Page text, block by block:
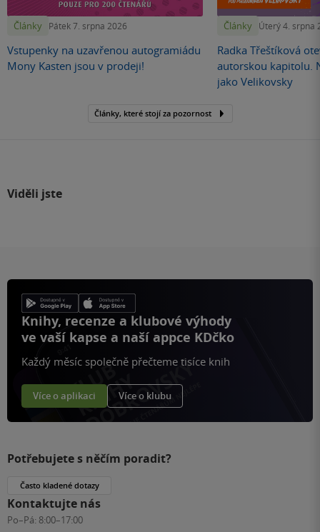
Články Pátek 7. srpna 2026
Vstupenky na uzavřenou autogramiádu
Mony Kasten jsou v prodeji!
Články Úterý 4. srpna
Radka Třeštíková
autorskou kapitolu.
jako Velikovsky
Články, které stojí za pozornost
Viděli jste
Knihy, recenze a klubové výhody
ve vaší kapse a naší appce KDčko
Každý měsíc společně přečteme tisíce knih
Více o aplikaci Více o klubu
Potřebujete s něčím poradit?
Často kladené dotazy
Kontaktujte nás
Po–Pá: 8:00–17:00